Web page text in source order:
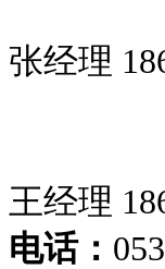
张经理
王经理
电话：